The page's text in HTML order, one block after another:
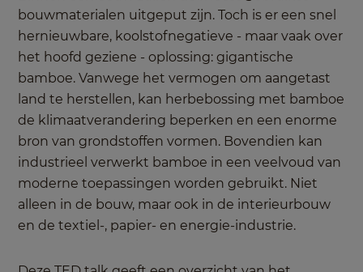
bouwmaterialen uitgeput zijn. Toch is er een snel
hernieuwbare, koolstofnegatieve - maar vaak over
het hoofd geziene - oplossing: gigantische
bamboe. Vanwege het vermogen om aangetast
land te herstellen, kan herbebossing met bamboe
de klimaatverandering beperken en een enorme
bron van grondstoffen vormen. Bovendien kan
industrieel verwerkt bamboe in een veelvoud van
moderne toepassingen worden gebruikt. Niet
alleen in de bouw, maar ook in de interieurbouw
en de textiel-, papier- en energie-industrie.